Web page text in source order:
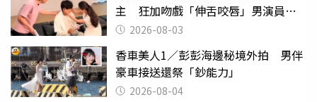
主 狂加吻戲「伸舌咬唇」男演員崩
潰 2026-08-03
香車美人1／彭彭海邊秘境外拍 男伴
豪車接送還祭「鈔能力」
2026-08-04